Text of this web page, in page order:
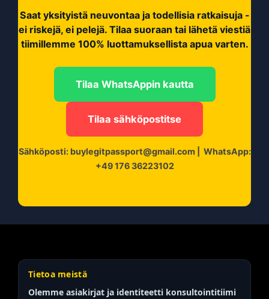
Saat yksityistä neuvontaa ja todellisia ratkaisuja -
ei riskejä, ei pelejä. Tilaa suoraan tai lähetä viestiä
tiimillemme 100% luottamuksellista apua varten.
Tilaa WhatsAppin kautta
Tilaa sähköpostitse
Sähköposti: buylegitpassport@gmail.com| WhatsApp:
+49 176 36223102
Tietoa meistä
Olemme asiakirjat ja identiteetti konsultointitiimi